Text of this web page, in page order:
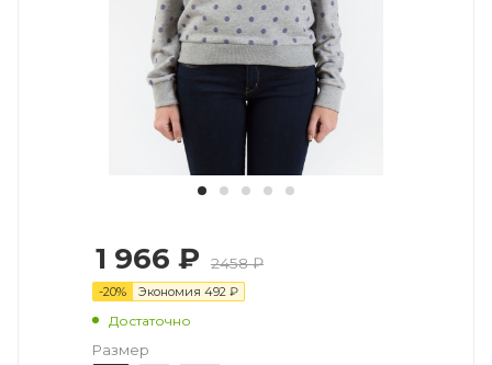
1 966 ₽ 2458 ₽
-20% Экономия 492 ₽
Достаточно
Размер